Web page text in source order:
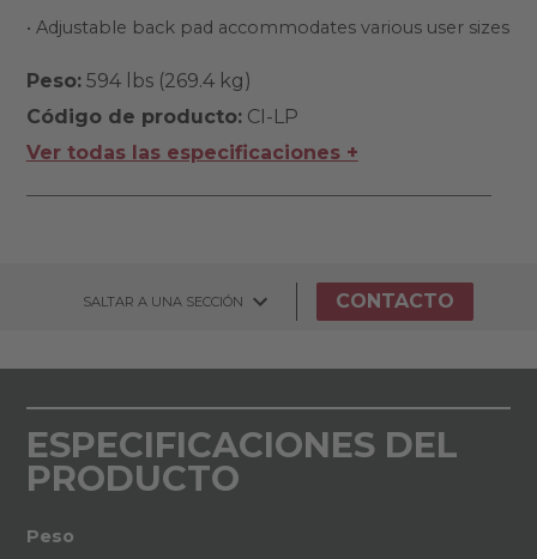
• Adjustable back pad accommodates various user sizes
Peso:594 lbs (269.4 kg)
Código de producto:CI-LP
Ver todas las especificaciones +
SALTAR A UNA SECCIÓN CONTACTO
ESPECIFICACIONES DEL
PRODUCTO
Peso